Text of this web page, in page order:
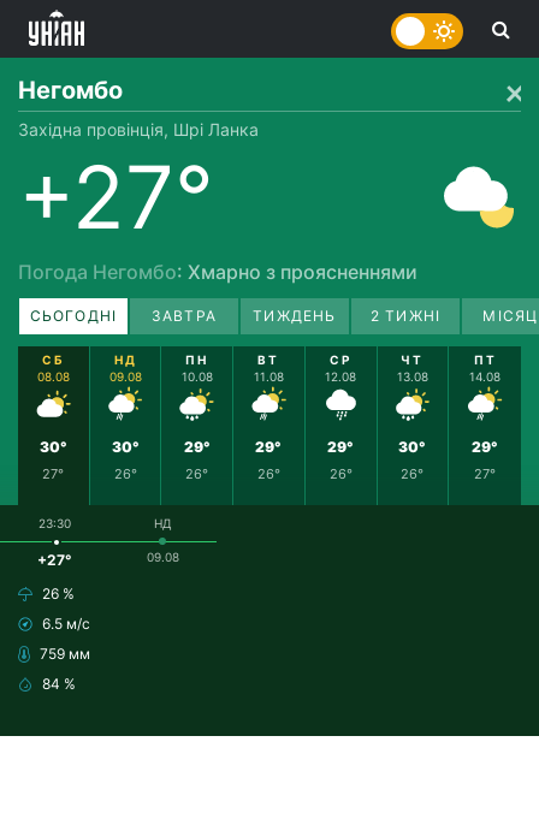
Негомбо
Західна провінція, Шрі Ланка
+27°
Погода Негомбо: Хмарно з проясненнями
СЬОГОДНІ ЗАВТРА ТИЖДЕНЬ 2 ТИЖНІ
СБ
08.08
30°
27°
НД
09.08
30°
26°
ПН
10.08
29°
26°
ВТ
11.08
29°
26°
СР
12.08
29°
26°
ЧТ
13.08
30°
26°
ПТ
14.08
29°
27°
23:30
+27°
26 %
6.5 м/с
759 мм
84 %
НД
09.08